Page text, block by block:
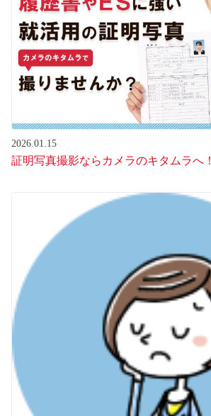
2026.01.15
証明写真撮影ならカメラのキタムラへ！